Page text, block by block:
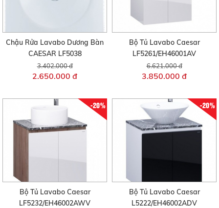
Chậu Rửa Lavabo Dương Bàn
CAESAR LF5038
3.402.000 đ
2.650.000 đ
Bộ Tủ Lavabo Caesar
LF5261/EH46001AV
6.621.000 đ
3.850.000 đ
-20%
Bộ Tủ Lavabo Caesar
LF5232/EH46002AWV
-20%
Bộ Tủ Lavabo Caesar
L5222/EH46002ADV